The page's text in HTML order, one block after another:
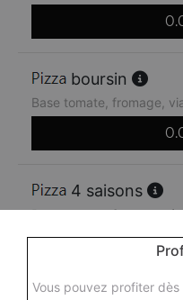
boursin
Base tomate, fromage,
4 saisons
Base tomate, fromage,
Vous pouvez profiter